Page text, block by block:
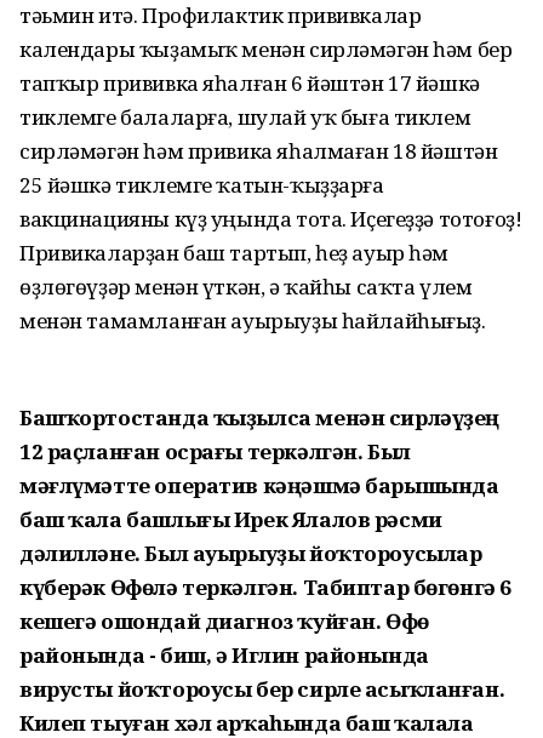
тәьмин итә. Профилактик прививкалар
календары ҡыҙамыҡ менән сирләмәгән һәм бер
тапҡыр прививка яһалған 6 йәштән 17 йәшкә
тиклемге балаларға, шулай уҡ быға тиклем
сирләмәгән һәм привика яһалмаған 18 йәштән
25 йәшкә тиклемге ҡатын-ҡыҙҙарға
вакцинацияны күҙ уңында тота. Иҫегеҙҙә тотоғоҙ!
Привикаларҙан баш тартып, һеҙ ауыр һәм
өҙлөгөүҙәр менән үткән, ә ҡайһы саҡта үлем
менән тамамланған ауырыуҙы һайлайһығыҙ.
Башҡортостанда ҡыҙылса менән сирләүҙең
12 раҫланған осрағы теркәлгән. Был
мәғлүмәтте оператив кәңәшмә барышында
баш ҡала башлығы Ирек Ялалов рәсми
дәлилләне. Был ауырыуҙы йоҡтороусылар
күберәк Өфөлә теркәлгән. Табиптар бөгөнгә 6
кешегә ошондай диагноз ҡуйған. Өфө
районында - биш, ә Иглин районында
вирусты йоҡтороусы бер сирле асыҡланған.
Килеп тыуған хәл арҡаһында баш ҡалала